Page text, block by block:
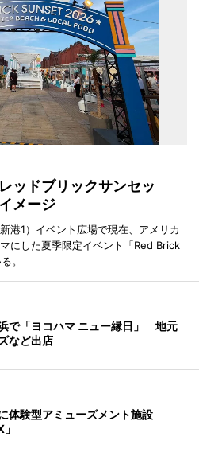
ッドブリックサンセッ
メージ
港1）イベント広場で現在、アメリカ
にした夏季限定イベント「Red Brick
。
で「ヨコハマ ニュー縁日」 地元
など出店
体験型アミューズメント施設